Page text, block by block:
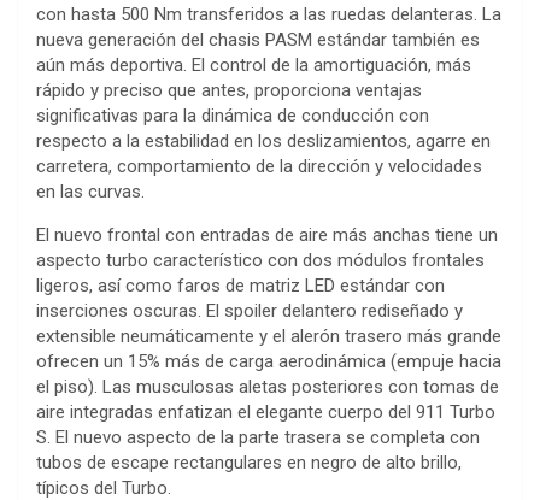
con hasta 500 Nm transferidos a las ruedas delanteras. La
nueva generación del chasis PASM estándar también es
aún más deportiva. El control de la amortiguación, más
rápido y preciso que antes, proporciona ventajas
significativas para la dinámica de conducción con
respecto a la estabilidad en los deslizamientos, agarre en
carretera, comportamiento de la dirección y velocidades
en las curvas.
El nuevo frontal con entradas de aire más anchas tiene un
aspecto turbo característico con dos módulos frontales
ligeros, así como faros de matriz LED estándar con
inserciones oscuras. El spoiler delantero rediseñado y
extensible neumáticamente y el alerón trasero más grande
ofrecen un 15% más de carga aerodinámica (empuje hacia
el piso). Las musculosas aletas posteriores con tomas de
aire integradas enfatizan el elegante cuerpo del 911 Turbo
S. El nuevo aspecto de la parte trasera se completa con
tubos de escape rectangulares en negro de alto brillo,
típicos del Turbo.